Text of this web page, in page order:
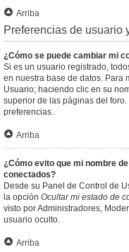
Arriba
Preferencias de usuario
¿Cómo se puede cambiar mi
Si es un usuario registrado,
en nuestra base de datos. Para
Usuario; haciendo clic en su
superior de las páginas del
preferencias.
Arriba
¿Cómo evito que mi nombre
conectados?
Desde su Panel de Control de
la opción Ocultar mi estado de
visto por Administradores,
usuario oculto.
Arriba